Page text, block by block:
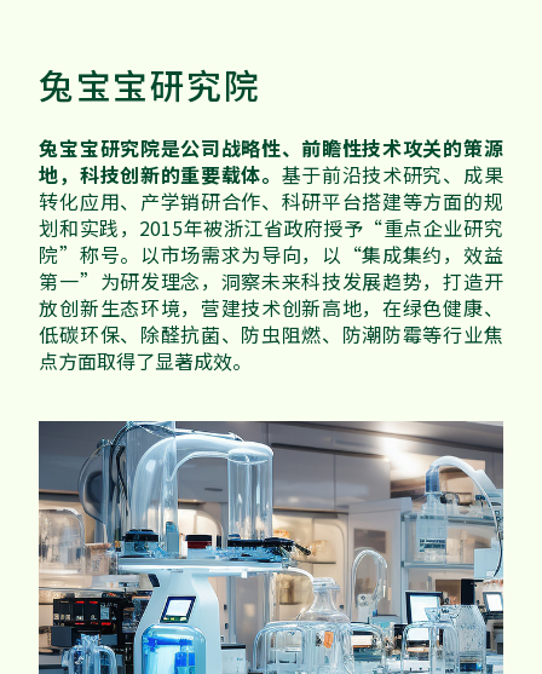
木门
家配
联系我们
防伪查询
违规投诉
知识百科
品牌视频
招商加盟
大客户合作
人事招聘
基本信息
公司治理
股票信息
互动交流
兔宝宝研究院
兔宝宝研究院是公司战略性、前瞻性技术攻关的策源
地，科技创新的重要载体。 基于前沿技术研究、成果
转化应用、产学销研合作、科研平台搭建等方面的规
划和实践，2015年被浙江省政府授予“重点企业研究
院”称号。以市场需求为导向，以“集成集约，效益
第一”为研发理念，洞察未来科技发展趋势，打造开
放创新生态环境，营建技术创新高地，在绿色健康、
低碳环保、除醛抗菌、防虫阻燃、防潮防霉等行业焦
点方面取得了显著成效。